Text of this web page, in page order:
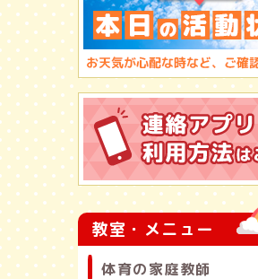
教室・メニュー
体育の家庭教師